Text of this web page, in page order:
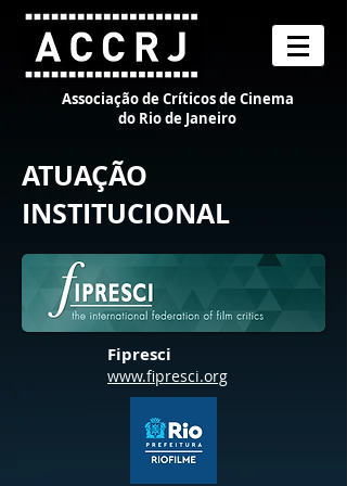
Associação de Críticos de Cinema
do Rio de Janeiro
ATUAÇÃO
INSTITUCIONAL
Fipresci
www.fipresci.org